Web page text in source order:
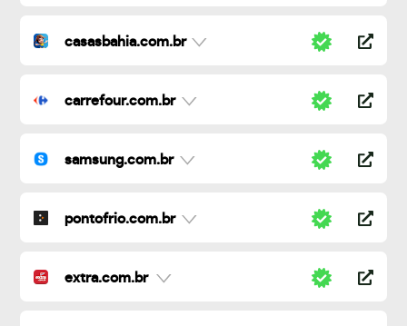
casasbahia.com.br
carrefour.com.br
samsung.com.br
pontofrio.com.br
extra.com.br